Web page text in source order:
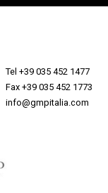
Tel +39 035 452 1477
Fax +39 035 452 1773
info@gmpitalia.com